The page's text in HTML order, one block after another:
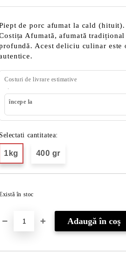
de porc afumat la cald
Afumată, afumată
Acest deliciu culinar
Costuri de livrare estimative
începe la
Selectati cantitatea:
1kg 400 gr
în stoc